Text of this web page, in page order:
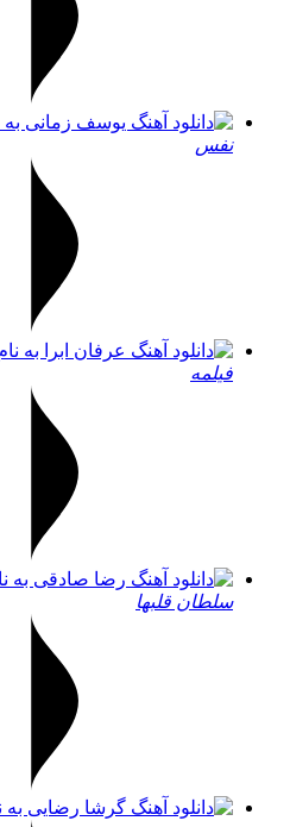
نفس
فیلمه
سلطان قلبها